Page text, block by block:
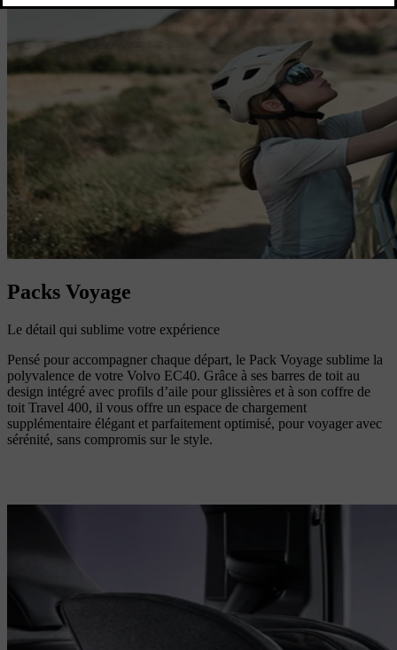
Packs Voyage
Le détail qui sublime votre expérience
Pensé pour accompagner chaque départ, le Pack Voyage sublime la
polyvalence de votre Volvo EC40. Grâce à ses barres de toit au
design intégré avec profils d’aile pour glissières et à son coffre de
toit Travel 400, il vous offre un espace de chargement
supplémentaire élégant et parfaitement optimisé, pour voyager avec
sérénité, sans compromis sur le style.